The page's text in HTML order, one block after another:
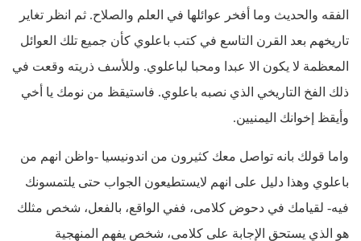
الفقه والحديث وما أفخر عوائلها في العلم والصلاح. ثم انظر تغاير
تاريخهم بعد القرن التاسع في كتب باعلوي كأن جميع تلك العوائل
المعظمة لا يكون الا عبدا ومحبا لباعلوي. وللأسف ذريته وقعت في
ذلك الفخ التاريخي الذي نصبه باعلوي. فاستيقظ من نومك يا أخي
وأيقظ إخوانك اليمنيين.
واما قولك بانه تواصل معك كثيرون من اندونيسيا -واظن انهم من
باعلوي وهذا دليل على انهم لايستطيعون الجواب حتى يلتمسونك
فيه- لقيامك في دحوض كلامى، ففي الواقع، بالفعل، شخص مثلك
هو الذي يستحق الإجابة على كلامى، شخص يفهم المنهجية